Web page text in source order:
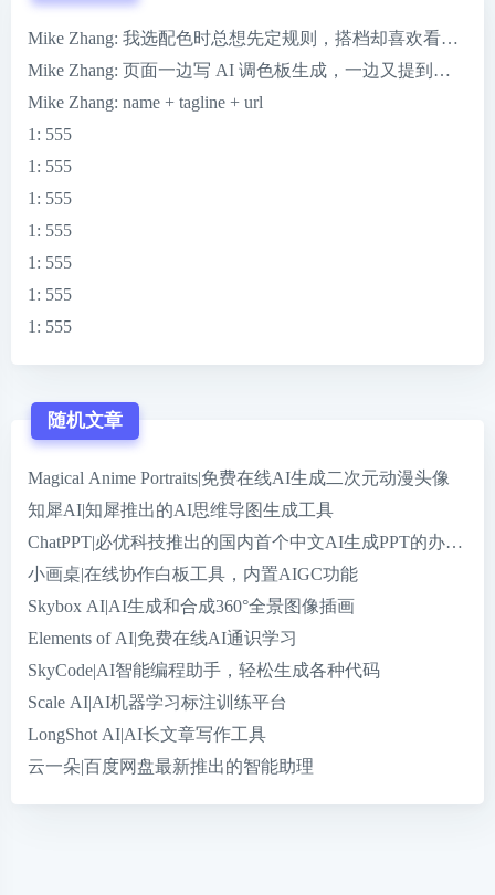
Mike Zhang: 我选配色时总想先定规则，搭档却喜欢看到
Mike Zhang: 页面一边写 AI 调色板生成，一边又提到一键完
Mike Zhang: name + tagline + url
1 : 555
1 : 555
1 : 555
1 : 555
1 : 555
1 : 555
1 : 555
随机文章
Magical Anime Portraits|免费在线AI生成二次元动漫头像
知犀AI|知犀推出的AI思维导图生成工具
ChatPPT|必优科技推出的国内首个中文AI生成PPT的办公产
小画桌|在线协作白板工具，内置AIGC功能
Skybox AI|AI生成和合成360°全景图像插画
Elements of AI|免费在线AI通识学习
SkyCode|AI智能编程助手，轻松生成各种代码
Scale AI|AI机器学习标注训练平台
LongShot AI|AI长文章写作工具
云一朵|百度网盘最新推出的智能助理